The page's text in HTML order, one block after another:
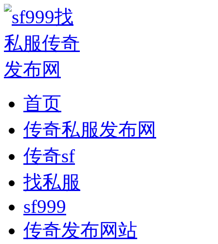
首页
传奇私服发布网
传奇sf
找私服
sf999
传奇发布网站